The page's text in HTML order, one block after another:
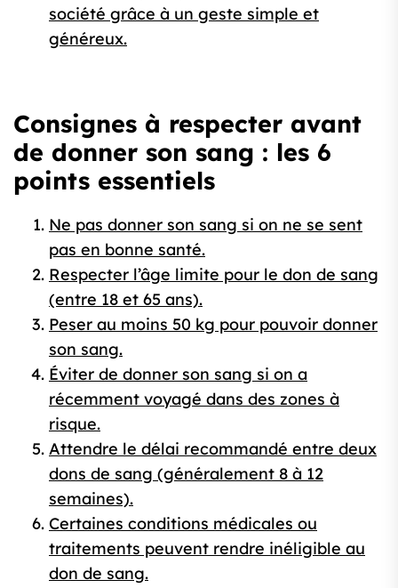
société grâce à un geste simple et
généreux.
Consignes à respecter avant
de donner son sang : les 6
points essentiels
Ne pas donner son sang si on ne se sent
pas en bonne santé.
Respecter l’âge limite pour le don de sang
(entre 18 et 65 ans).
Peser au moins 50 kg pour pouvoir donner
son sang.
Éviter de donner son sang si on a
récemment voyagé dans des zones à
risque.
Attendre le délai recommandé entre deux
dons de sang (généralement 8 à 12
semaines).
Certaines conditions médicales ou
traitements peuvent rendre inéligible au
don de sang.